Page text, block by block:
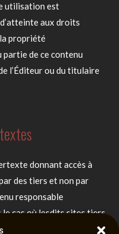
utilisation est
aux droits
propriété
de ce contenu
l’Éditeur ou du titulaire
donnant accès à
des tiers et non par
responsable
cas où lesdits sites tiers
légales.